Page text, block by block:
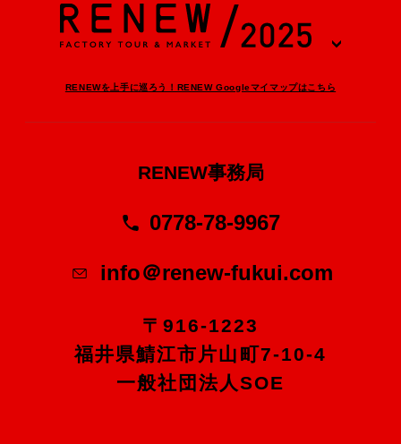
RENEWを上手に巡ろう！RENEW Googleマイマップはこちら
RENEW事務局
0778-78-9967
info＠renew-fukui.com
〒916-1223
福井県鯖江市片山町7-10-4
一般社団法人SOE